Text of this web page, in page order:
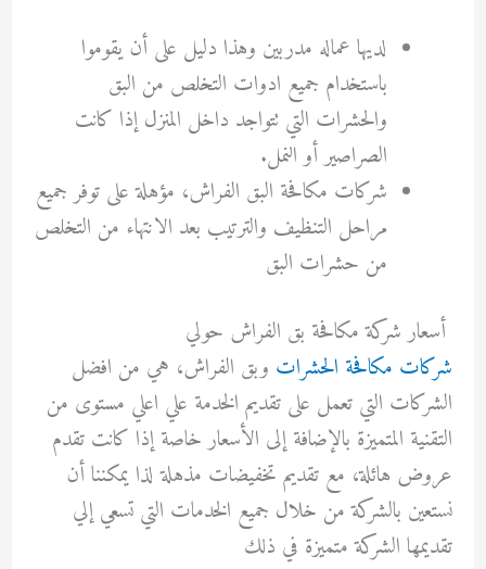
لديها عماله مدربين وهذا دليل على أن يقوموا
باستخدام جميع ادوات التخلص من البق
والحشرات التي تتواجد داخل المنزل إذا كانت
الصراصير أو النمل.
شركات مكافحة البق الفراش، مؤهلة على توفر جميع
مراحل التنظيف والترتيب بعد الانتهاء من التخلص
من حشرات البق
أسعار شركة مكافحة بق الفراش حولي
شركات مكافحة الحشرات وبق الفراش، هي من افضل
الشركات التي تعمل على تقديم الخدمة علي اعلي مستوى من
التقنية المتميزة بالإضافة إلى الأسعار خاصة إذا كانت تقدم
عروض هائلة، مع تقديم تخفيضات مذهلة لذا يمكننا أن
نستعين بالشركة من خلال جميع الخدمات التي تسعي إلي
تقديمها الشركة متميزة في ذلك